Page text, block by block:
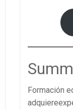
Formación